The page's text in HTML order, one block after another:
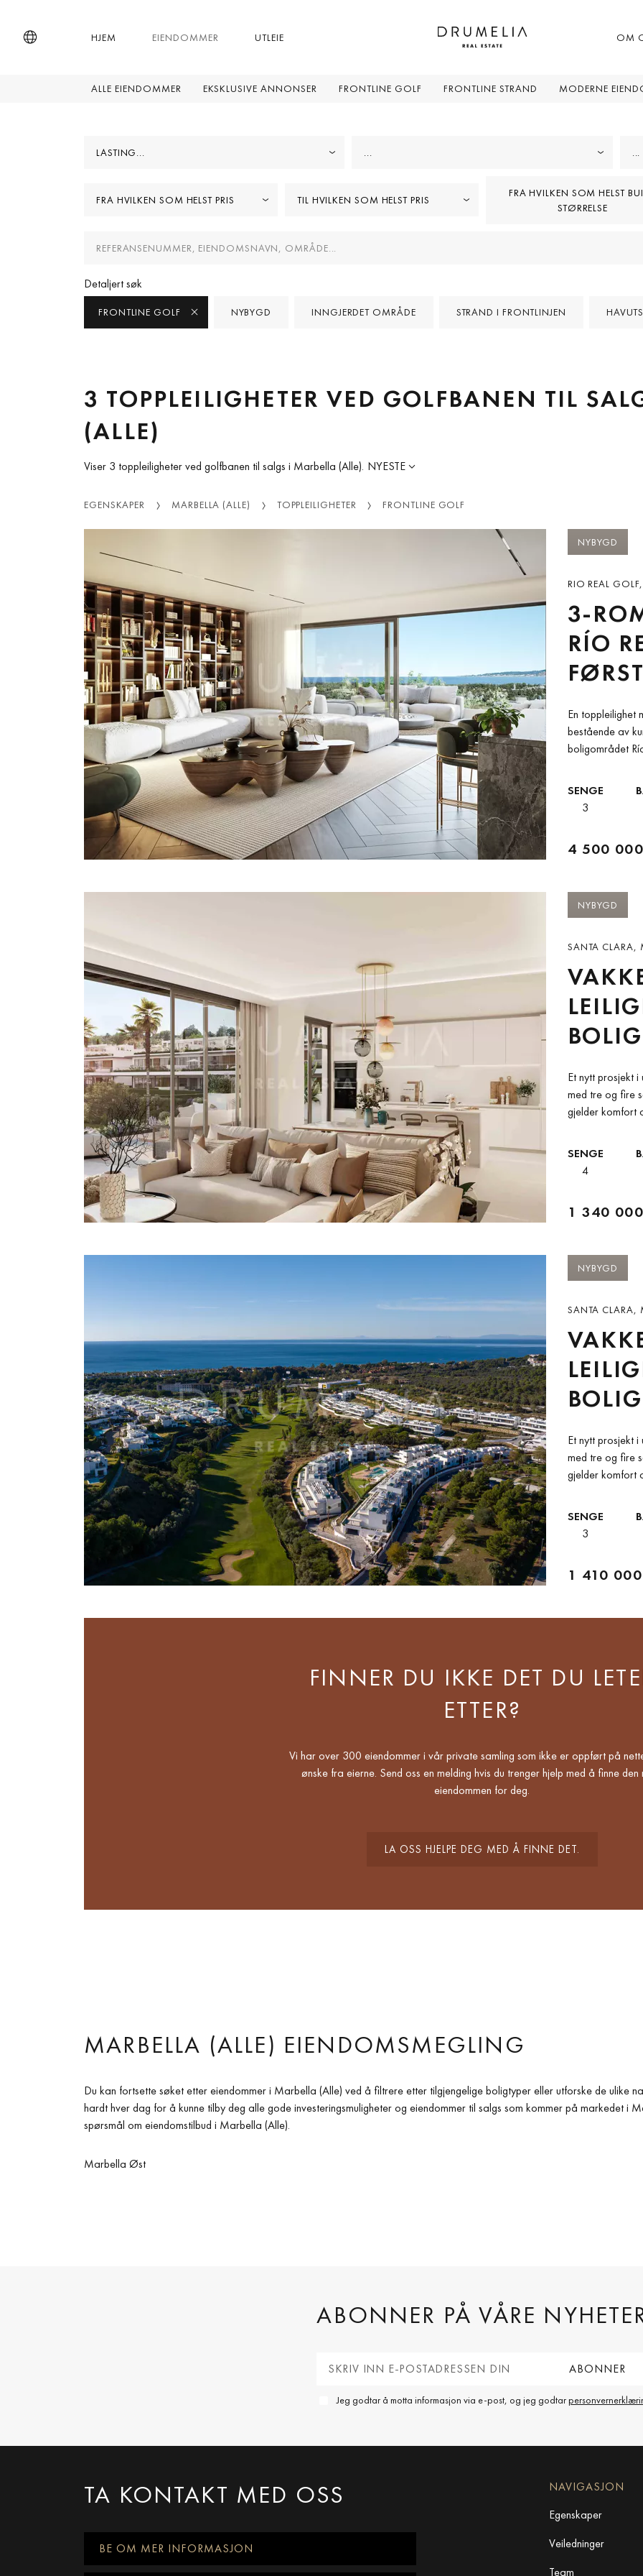
HJEM EIENDOMMER UTLEIE OM
ALLE EIENDOMMER EKSKLUSIVE ANNONSER FRONTLINE GOLF FRONTLINE STRAND MODERNE
LASTING... ... ...
FRA HVILKEN SOM HELST PRIS TIL HVILKEN SOM HELST PRIS
FRA HVILKEN SOM HELST
STØRRELSE
Detaljert søk
FRONTLINE GOLF NYBYGD INNGJERDET OMRÅDE STRAND I FRONTLINJEN
3 TOPPLEILIGHETER VED GOLFBANEN TIL
(ALLE)
Viser 3 toppleiligheter ved golfbanen til salgs i Marbella (Alle). NYESTE
EGENSKAPER MARBELLA (ALLE) TOPPLEILIGHETER FRONTLINE GOLF
NYBYGD
RIO REAL
3-
RÍO
En toppleilighet
bestående av
boligområdet
SENGE
3
4 500
NYBYGD
SANTA CLARA,
Et nytt prosjekt
med tre og fire
gjelder komfort
SENGE
4
1 340
NYBYGD
SANTA CLARA,
Et nytt prosjekt
med tre og fire
gjelder komfort
SENGE
3
1 410
FINNER DU IKKE DET DU
ETTER?
Vi har over 300 eiendommer i vår private samling som ikke er oppført på
ønske fra eierne. Send oss en melding hvis du trenger hjelp med å finne den
eiendommen for deg.
LA OSS HJELPE DEG MED Å FINNE DET.
MARBELLA (ALLE) EIENDOMSMEGLING
Du kan fortsette søket etter eiendommer i Marbella (Alle) ved å filtrere etter tilgjengelige boligtyper eller utforske de ulike
hardt hver dag for å kunne tilby deg alle gode investeringsmuligheter og eiendommer til salgs som kommer på markedet i
spørsmål om eiendomstilbud i Marbella (Alle).
Marbella Øst
ABONNER PÅ VÅRE
Jeg godtar å motta informasjon via e-post, og jeg godtar
TA KONTAKT MED OSS
BE OM MER INFORMASJON
NAVIGASJON
Egenskaper
Veiledninger
Team